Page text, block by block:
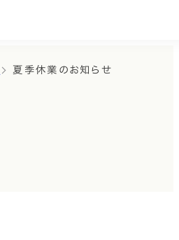
夏季休業のお知らせ